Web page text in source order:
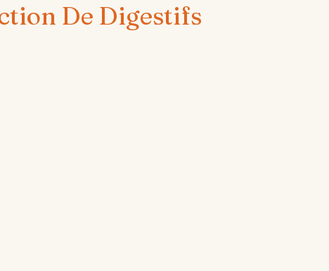
De Digestifs